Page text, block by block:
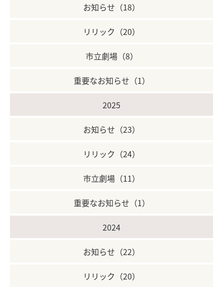
お知らせ（18）
リリック（20）
市立劇場（8）
重要なお知らせ（1）
2025
お知らせ（23）
リリック（24）
市立劇場（11）
重要なお知らせ（1）
2024
お知らせ（22）
リリック（20）